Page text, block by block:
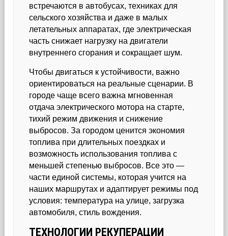
встречаются в автобусах, техниках для
сельского хозяйства и даже в малых
летательных аппаратах, где электрическая
часть снижает нагрузку на двигатели
внутреннего сгорания и сокращает шум.
Чтобы двигаться к устойчивости, важно
ориентироваться на реальные сценарии. В
городе чаще всего важна мгновенная
отдача электрического мотора на старте,
тихий режим движения и снижение
выбросов. За городом ценится экономия
топлива при длительных поездках и
возможность использования топлива с
меньшей степенью выбросов. Все это —
части единой системы, которая учится на
наших маршрутах и адаптирует режимы под
условия: температура на улице, загрузка
автомобиля, стиль вождения.
ТЕХНОЛОГИИ РЕКУПЕРАЦИИ